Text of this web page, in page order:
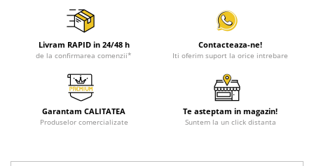
Livram RAPID in 24/48 h
de la confirmarea comenzii*
Contacteaza-ne!
Iti oferim suport la orice intrebare
Garantam CALITATEA
Produselor comercializate
Te asteptam in magazin!
Suntem la un click distanta